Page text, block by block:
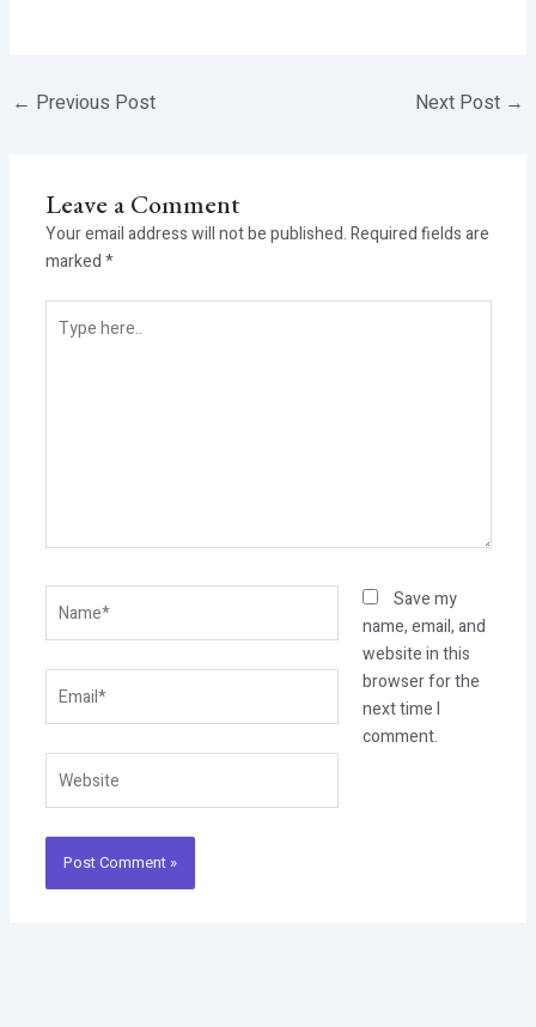
← Previous Post Next Post →
Leave a Comment
Your email address will not be published.Required fields are
marked*
here..
Save my
name, email, and
website in this
browser for the
next time I
comment.